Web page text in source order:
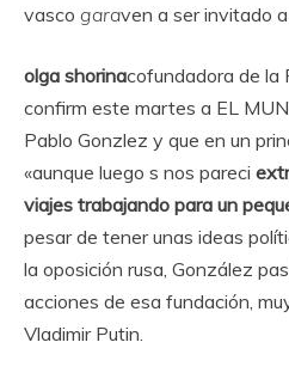
vasco garaven a ser invitado
olga shorinacofundadora de la
confirm este martes a EL
Pablo Gonzlez y que en un
«aunque luego s nos pareci
viajes trabajando para un
pesar de tener unas ideas
la oposición rusa, González
acciones de esa fundación,
Vladimir Putin.